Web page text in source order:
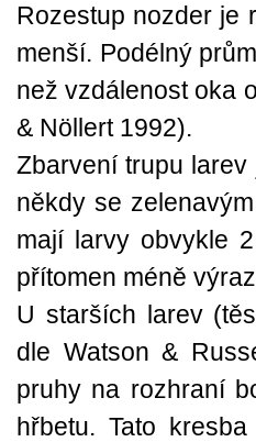
Rozestup nozder je
menší. Podélný
než vzdálenost oka
& Nöllert 1992).
Zbarvení trupu
někdy se
mají larvy obvykle
přítomen méně
U starších larev
dle Watson &
pruhy na rozhraní
hřbetu. Tato